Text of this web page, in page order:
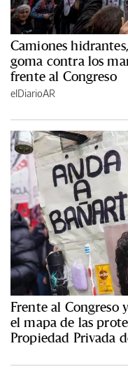
Camiones
goma contra los
frente al Congreso
elDiarioAR
Frente al Congreso
el mapa de las
Propiedad Privada